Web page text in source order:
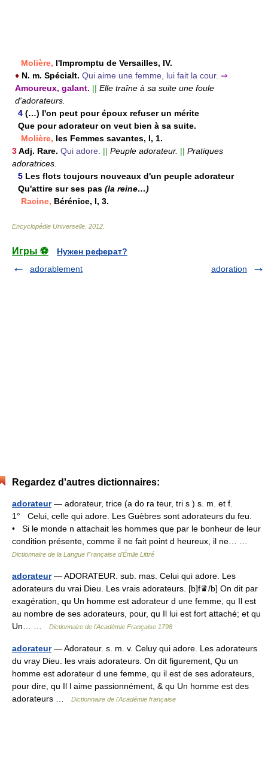
Molière, l'Impromptu de Versailles, IV.
♦ N. m. Spécialt. Qui aime une femme, lui fait la cour. ⇒
Amoureux, galant. || Elle traîne à sa suite une foule
d'adorateurs.
4 (…) l'on peut pour époux refuser un mérite
Que pour adorateur on veut bien à sa suite.
Molière, les Femmes savantes, I, 1.
3Adj. Rare. Qui adore. || Peuple adorateur. || Pratiques
adoratrices.
5 Les flots toujours nouveaux d'un peuple adorateur
Qu'attire sur ses pas (la reine…)
Racine, Bérénice, I, 3.
Encyclopédie Universelle. 2012.
Игры ⚽
Нужен реферат?
adorablement
adoration
Regardez d'autres dictionnaires:
adorateur— adorateur, trice (a do ra teur, tri s ) s. m. et f.
1° Celui, celle qui adore. Les Guèbres sont adorateurs du feu.
• Si le monde n attachait les hommes que par le bonheur de leur
condition présente, comme il ne fait point d heureux, il ne… …
Dictionnaire de la Langue Française d'Émile Littré
adorateur— ADORATEUR. sub. mas. Celui qui adore. Les
adorateurs du vrai Dieu. Les vrais adorateurs. [b]f♛/b] On dit par
exagération, qu Un homme est adorateur d une femme, qu Il est
au nombre de ses adorateurs, pour, qu Il lui est fort attaché; et qu
Un… …
Dictionnaire de l'Académie Française 1798
adorateur— Adorateur. s. m. v. Celuy qui adore. Les adorateurs
du vray Dieu. les vrais adorateurs. On dit figurement, Qu un
homme est adorateur d une femme, qu il est de ses adorateurs,
pour dire, qu Il l aime passionnément, & qu Un homme est des
adorateurs …
Dictionnaire de l'Académie française